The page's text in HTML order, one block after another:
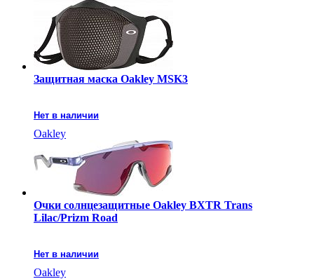
Защитная маска Oakley MSK3
Нет в наличии
Oakley
Очки солнцезащитные Oakley BXTR Trans
Lilac/Prizm Road
Нет в наличии
Oakley